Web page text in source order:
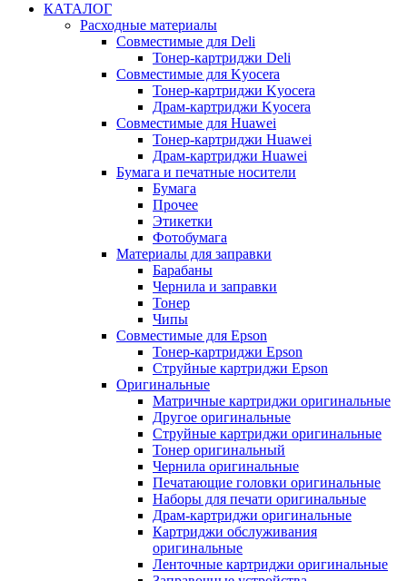
КАТАЛОГ
Расходные материалы
Совместимые для Deli
Тонер-картриджи Deli
Совместимые для Kyocera
Тонер-картриджи Kyocera
Драм-картриджи Kyocera
Совместимые для Huawei
Тонер-картриджи Huawei
Драм-картриджи Huawei
Бумага и печатные носители
Бумага
Прочее
Этикетки
Фотобумага
Материалы для заправки
Барабаны
Чернила и заправки
Тонер
Чипы
Совместимые для Epson
Тонер-картриджи Epson
Струйные картриджи Epson
Оригинальные
Матричные картриджи оригинальные
Другое оригинальные
Струйные картриджи оригинальные
Тонер оригинальный
Чернила оригинальные
Печатающие головки оригинальные
Наборы для печати оригинальные
Драм-картриджи оригинальные
Картриджи обслуживания
оригинальные
Ленточные картриджи оригинальные